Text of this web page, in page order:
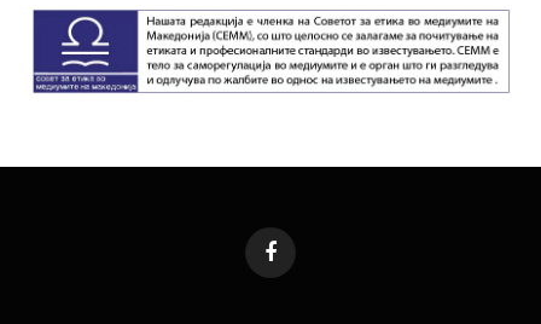
Facebook